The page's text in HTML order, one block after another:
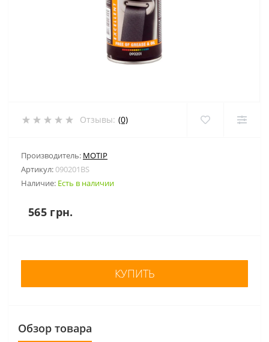
Отзывы: (0)
Производитель: MOTIP
Артикул:090201BS
Наличие: Есть в наличии
565 грн.
КУПИТЬ
Обзор товара